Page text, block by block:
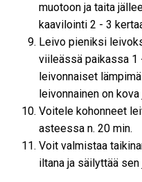
muotoon ja taita
kaavilointi 2 - 3
Leivo pieniksi
viileässä paikassa 1
leivonnaiset
leivonnainen on
Voitele kohonneet
asteessa n. 20 min.
Voit valmistaa
iltana ja säilyttää sen